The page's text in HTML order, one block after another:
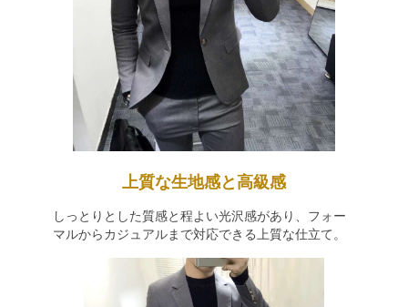
上質な生地感と高級感
しっとりとした質感と程よい光沢感があり、フォー
マルからカジュアルまで対応できる上質な仕立て。